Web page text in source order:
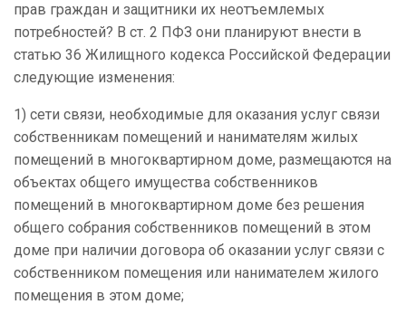
прав граждан и защитники их неотъемлемых
потребностей? В ст. 2 ПФЗ они планируют внести в
статью 36 Жилищного кодекса Российской Федерации
следующие изменения:
1) сети связи, необходимые для оказания услуг связи
собственникам помещений и нанимателям жилых
помещений в многоквартирном доме, размещаются на
объектах общего имущества собственников
помещений в многоквартирном доме без решения
общего собрания собственников помещений в этом
доме при наличии договора об оказании услуг связи с
собственником помещения или нанимателем жилого
помещения в этом доме;